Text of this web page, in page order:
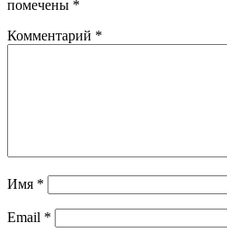
помечены *
Комментарий *
Имя *
Email *